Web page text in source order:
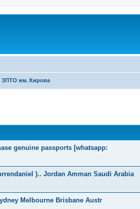
ЗПТО им. Кирова
genuine passports [whatsapp:
).. Jordan Amman Saudi Arabia
Melbourne Brisbane Austr